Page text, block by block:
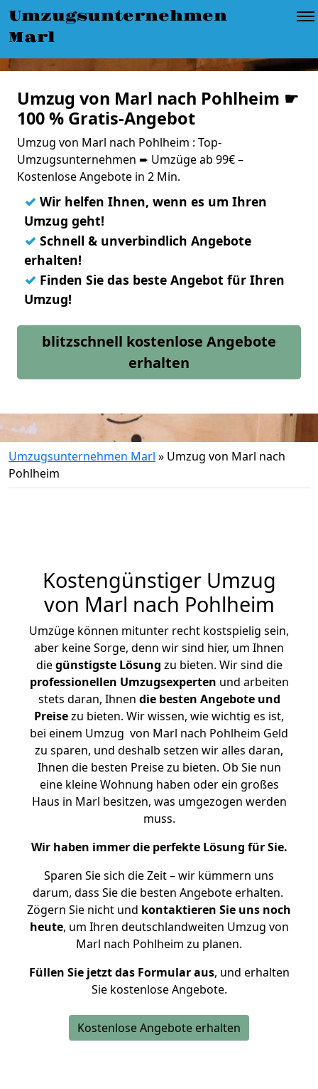
Umzugsunternehmen
Marl
Umzug von Marl nach Pohlheim ☛
100 % Gratis-Angebot
Umzug von Marl nach Pohlheim : Top-
Umzugsunternehmen ➨ Umzüge ab 99€ –
Kostenlose Angebote in 2 Min.
✓ Wir helfen Ihnen, wenn es um Ihren
Umzug geht!
✓ Schnell & unverbindlich Angebote
erhalten!
✓ Finden Sie das beste Angebot für Ihren
Umzug!
blitzschnell kostenlose Angebote
erhalten
Umzugsunternehmen Marl » Umzug von Marl nach
Pohlheim
Kostengünstiger Umzug
von Marl nach Pohlheim
Umzüge können mitunter recht kostspielig sein,
aber keine Sorge, denn wir sind hier, um Ihnen
diegünstigste Lösung zu bieten. Wir sind die
professionellen Umzugsexperten und arbeiten
stets daran, Ihnen die besten Angebote und
Preisezu bieten. Wir wissen, wie wichtig es ist,
bei einem Umzug von Marl nach Pohlheim Geld
zu sparen, und deshalb setzen wir alles daran,
Ihnen die besten Preise zu bieten. Ob Sie nun
eine kleine Wohnung haben oder ein großes
Haus in Marl besitzen, was umgezogen werden
muss.
Wir haben immer die perfekte Lösung für Sie.
Sparen Sie sich die Zeit – wir kümmern uns
darum, dass Sie die besten Angebote erhalten.
Zögern Sie nicht und kontaktieren Sie uns noch
heute, um Ihren deutschlandweiten Umzug von
Marl nach Pohlheim zu planen.
Füllen Sie jetzt das Formular aus, und erhalten
Sie kostenlose Angebote.
Kostenlose Angebote erhalten